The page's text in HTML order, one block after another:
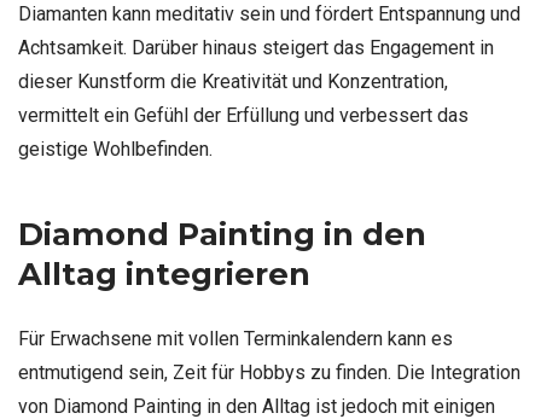
Diamanten kann meditativ sein und fördert Entspannung und
Achtsamkeit. Darüber hinaus steigert das Engagement in
dieser Kunstform die Kreativität und Konzentration,
vermittelt ein Gefühl der Erfüllung und verbessert das
geistige Wohlbefinden.
Diamond Painting in den
Alltag integrieren
Für Erwachsene mit vollen Terminkalendern kann es
entmutigend sein, Zeit für Hobbys zu finden. Die Integration
von Diamond Painting in den Alltag ist jedoch mit einigen